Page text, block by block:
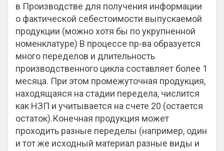
в Производстве для получения информации
о фактической себестоимости выпускаемой
продукции (можно хотя бы по укрупненной
номенклатуре) В процессе пр-ва образуется
много переделов и длительность
производственного цикла составляет более 1
месяца. При этом промежуточная продукция,
находящаяся на стадии передела, числится
как НЗП и учитывается на счете 20 (остается
остаток).Конечная продукция может
проходить разные переделы (например, один
и тот же исходный материал разные виды и